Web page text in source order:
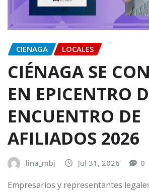
CIENAGA LOCALES
CIÉNAGA SE
EN EPICENTRO
ENCUENTRO DE
AFILIADOS 2026
lina_mbj Jul 31, 2026 0
Empresarios y representantes